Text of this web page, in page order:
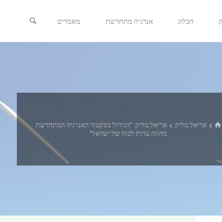
הבלוג אנרגיה מתחדשת מאמרים
ביתאריאל מליק
אריאל מליק: "הגידול בסקטור האנרגיה המתחדשת
מהווה עדות לכוח של ישראל"